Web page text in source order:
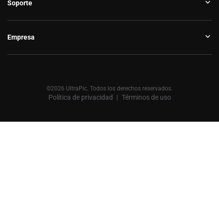
Soporte
Empresa
©2026 UltraPic. Todos los derechos reservados.
Política de privacidad Términos de uso